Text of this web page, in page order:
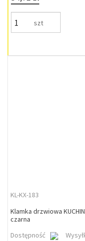
szt
KL-KX-183
Klamka drzwiowa
czarna
Dostępność